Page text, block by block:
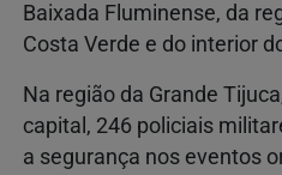
Baixada Fluminense, da
Costa Verde e do interior
Na região da Grande
capital, 246 policiais
a segurança nos eventos